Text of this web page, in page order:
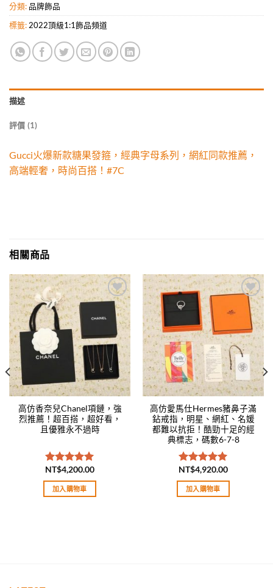
分類: 品牌飾品
標籤: 2022頂級1:1飾品頻道
描述
評價 (1)
Gucci火爆新款糖果發箍，經典字母系列，網紅同款推薦，
高端輕奢，時尚百搭！#7C
相關商品
Add to
wishlist
高仿香奈兒Chanel項鏈，強
烈推薦！超百搭，超好看，
且優雅永不過時
評分5.00
滿分 5
NT$4,200.00
加入購物車
Add to
wishlist
高仿愛馬仕Hermes豬鼻子滿
鉆戒指，明星、網紅、名媛
都難以抗拒！酷勁十足的經
典標志，碼數6-7-8
評分5.00
滿分 5
NT$4,920.00
加入購物車